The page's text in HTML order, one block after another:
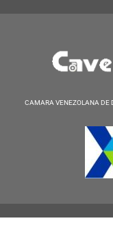
CAMARA VENEZOLANA DE